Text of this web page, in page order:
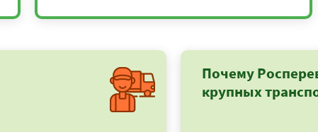
Почему
крупных